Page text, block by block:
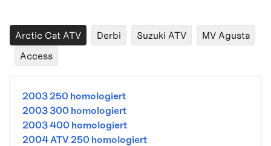
Arctic Cat ATV Derbi Suzuki ATV
MV Agusta
Access
2003 250 homologiert
2003 300 homologiert
2003 400 homologiert
2004 ATV 250 homologiert